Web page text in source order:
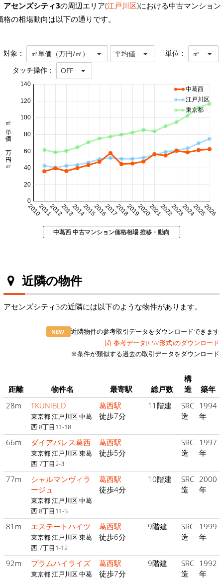
アセンズシティ3の周辺エリア(江戸川区)における中古マンション
格の相場動向は以下の通りです。
対象： ㎡単価（万円/㎡） 平均値 単位： ㎡
タッチ操作： OFF
20102011201220132014201520162017201820192020202120222023202420252026
0
20
40
60
80
100
120
140
㎡単価 万円/㎡
中葛西
江戸川区
東京都
中葛西 中古マンション価格相場 推移・動向
近隣の物件
アセンズシティ3の近隣には以下のような物件があります。
NEW
近隣物件の参考取引データをダウンロードできます
参考データ(CSV形式)のダウンロード
※条件が類似する過去の取引データをダウンロード
距離 物件名 最寄駅 総戸数
構
造
築年
28m
TKUNIBLD
東京都 江戸川区 中葛
西 8丁目11-18
葛西駅
徒歩7分
11階建
SRC
造
1994
年
66m ダイアパレス葛西
東京都 江戸川区 東葛
西 7丁目2-3
葛西駅
徒歩5分
SRC
造
1997
年
77m
シャルマンヴィラ
ージュ
東京都 江戸川区 中葛
西 8丁目11-5
葛西駅
徒歩4分
10階建
SRC
造
2000
年
81m エステートハイツ
東京都 江戸川区 東葛
西 7丁目1-12
葛西駅
徒歩6分
9階建
SRC
造
1999
年
92m プラムハイライズ
東京都 江戸川区 中葛
葛西駅
徒歩7分
9階建
SRC
造
1992
年